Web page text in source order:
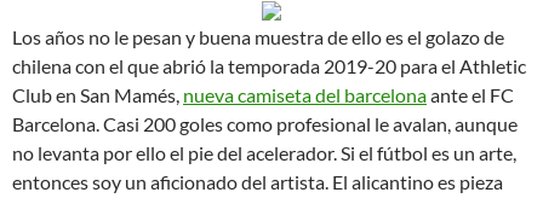
Los años no le pesan y buena muestra de ello es el golazo de
chilena con el que abrió la temporada 2019-20 para el Athletic
Club en San Mamés, nueva camiseta del barcelonaante el FC
Barcelona. Casi 200 goles como profesional le avalan, aunque
no levanta por ello el pie del acelerador. Si el fútbol es un arte,
entonces soy un aficionado del artista. El alicantino es pieza